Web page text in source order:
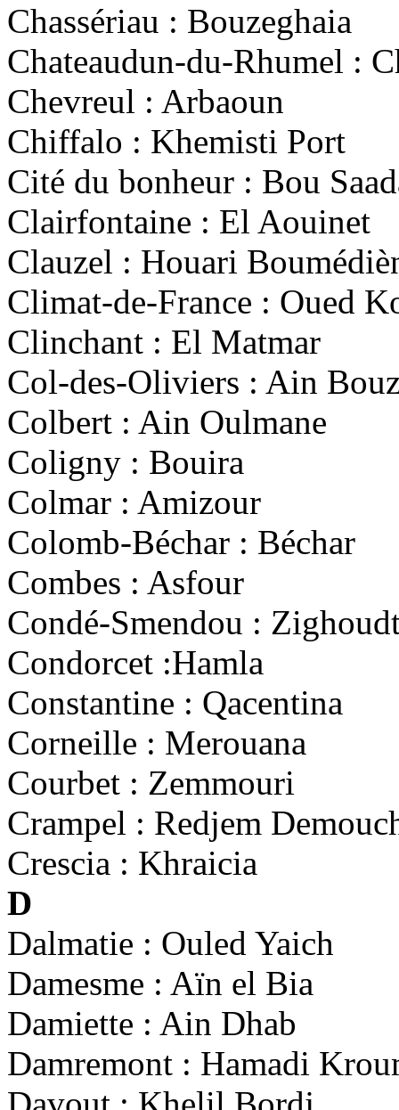
Chassériau : Bouzeghaia
Chateaudun-du-Rhumel :
Chevreul : Arbaoun
Chiffalo : Khemisti Port
Cité du bonheur : Bou
Clairfontaine : El Aouinet
Clauzel : Houari
Climat-de-France : Oued
Clinchant : El Matmar
Col-des-Oliviers : Ain
Colbert : Ain Oulmane
Coligny : Bouira
Colmar : Amizour
Colomb-Béchar : Béchar
Combes : Asfour
Condé-Smendou :
Condorcet :Hamla
Constantine : Qacentina
Corneille : Merouana
Courbet : Zemmouri
Crampel : Redjem
Crescia : Khraicia
D
Dalmatie : Ouled Yaich
Damesme : Aïn el Bia
Damiette : Ain Dhab
Damremont : Hamadi